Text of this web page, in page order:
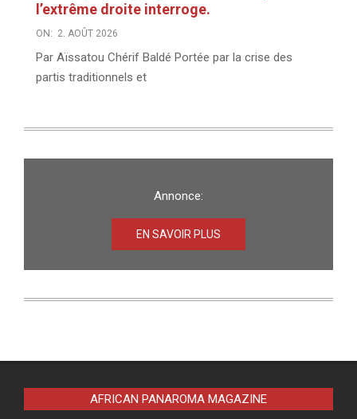
l’extrême droite interroge.
ON: 2. AOÛT 2026
Par Aïssatou Chérif Baldé Portée par la crise des
partis traditionnels et
Annonce:
EN SAVOIR PLUS
AFRICAN PANAROMA MAGAZINE